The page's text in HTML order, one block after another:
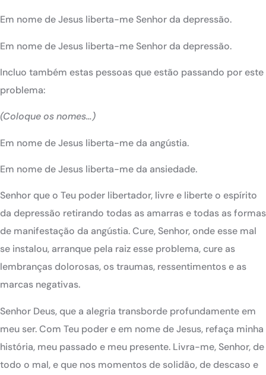
Em nome de Jesus liberta-me Senhor da depressão.
Em nome de Jesus liberta-me Senhor da depressão.
Incluo também estas pessoas que estão passando por este
problema:
(Coloque os nomes…)
Em nome de Jesus liberta-me da angústia.
Em nome de Jesus liberta-me da ansiedade.
Senhor que o Teu poder libertador, livre e liberte o espírito
da depressão retirando todas as amarras e todas as formas
de manifestação da angústia. Cure, Senhor, onde esse mal
se instalou, arranque pela raiz esse problema, cure as
lembranças dolorosas, os traumas, ressentimentos e as
marcas negativas.
Senhor Deus, que a alegria transborde profundamente em
meu ser. Com Teu poder e em nome de Jesus, refaça minha
história, meu passado e meu presente. Livra-me, Senhor, de
todo o mal, e que nos momentos de solidão, de descaso e